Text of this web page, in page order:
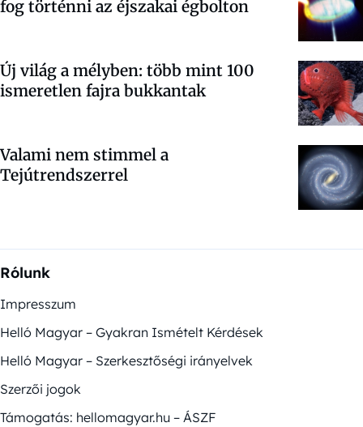
fog történni az éjszakai égbolton
Új világ a mélyben: több mint 100
ismeretlen fajra bukkantak
Valami nem stimmel a
Tejútrendszerrel
Rólunk
Impresszum
Helló Magyar – Gyakran Ismételt Kérdések
Helló Magyar – Szerkesztőségi irányelvek
Szerzői jogok
Támogatás: hellomagyar.hu – ÁSZF